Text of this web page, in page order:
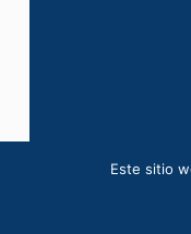
Este sitio